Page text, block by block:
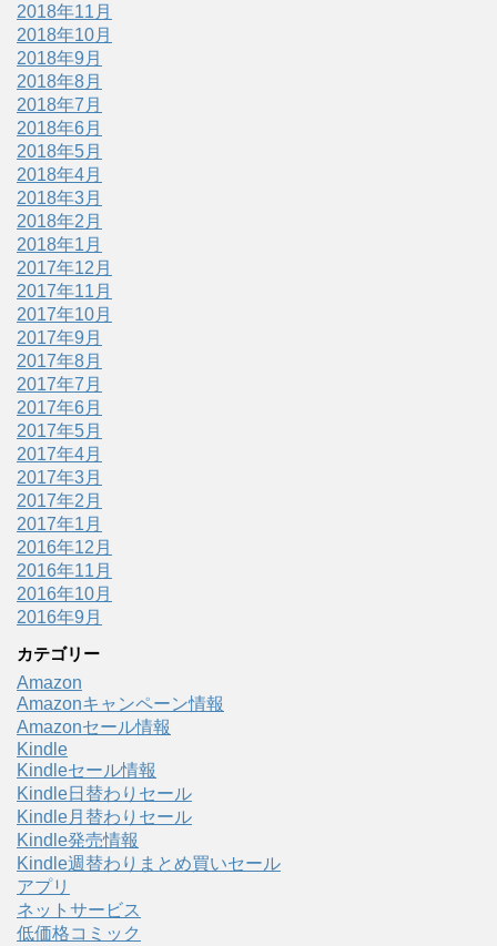
2018年11月
2018年10月
2018年9月
2018年8月
2018年7月
2018年6月
2018年5月
2018年4月
2018年3月
2018年2月
2018年1月
2017年12月
2017年11月
2017年10月
2017年9月
2017年8月
2017年7月
2017年6月
2017年5月
2017年4月
2017年3月
2017年2月
2017年1月
2016年12月
2016年11月
2016年10月
2016年9月
カテゴリー
Amazon
Amazonキャンペーン情報
Amazonセール情報
Kindle
Kindleセール情報
Kindle日替わりセール
Kindle月替わりセール
Kindle発売情報
Kindle週替わりまとめ買いセール
アプリ
ネットサービス
低価格コミック